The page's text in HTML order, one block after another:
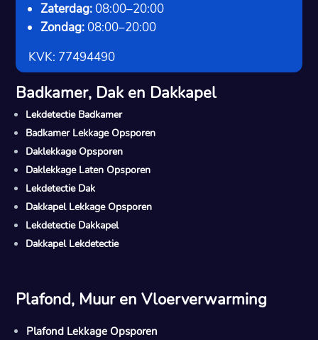
Zaterdag: 08:00–20:00
Zondag: 08:00–20:00
KVK: 77494490
Badkamer, Dak en Dakkapel
Lekdetectie Badkamer
Badkamer Lekkage Opsporen
Daklekkage Opsporen
Daklekkage Laten Opsporen
Lekdetectie Dak
Dakkapel Lekkage Opsporen
Lekdetectie Dakkapel
Dakkapel Lekdetectie
Plafond, Muur en Vloerverwarming
Plafond Lekkage Opsporen